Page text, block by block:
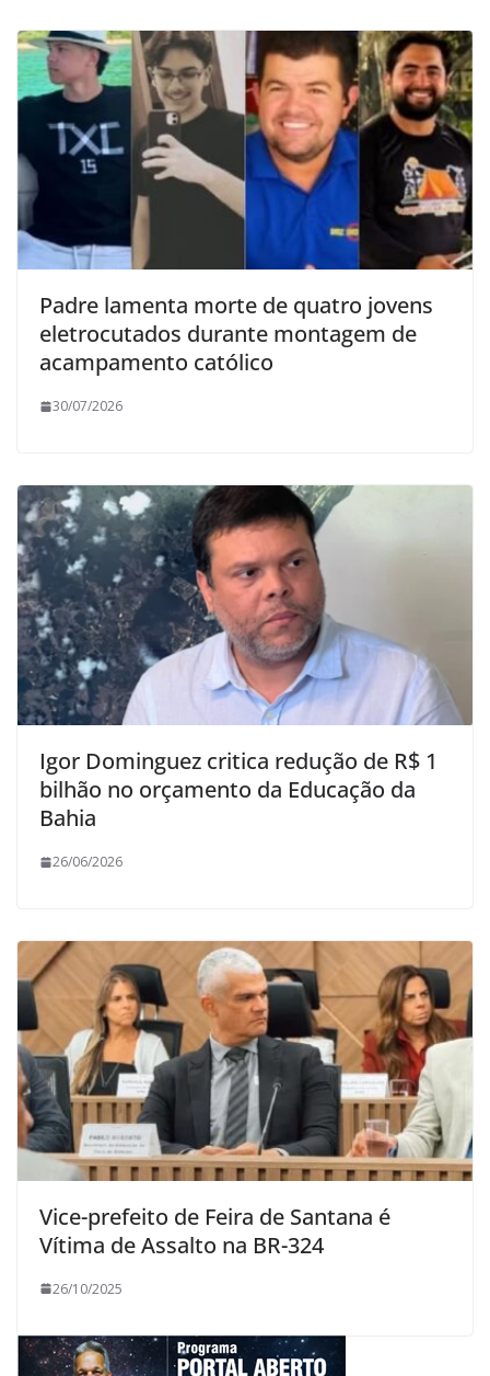
Padre lamenta morte de quatro jovens
eletrocutados durante montagem de
acampamento católico
30/07/2026
Igor Dominguez critica redução de R$ 1
bilhão no orçamento da Educação da
Bahia
26/06/2026
Vice-prefeito de Feira de Santana é
Vítima de Assalto na BR-324
26/10/2025